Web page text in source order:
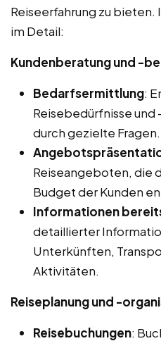
Reiseerfahrung zu bieten.
im Detail:
Kundenberatung und -
Bedarfsermittlung:
Reisebedürfnisse und
durch gezielte Fragen.
Reiseangeboten, die
Budget der Kunden
Informationen
detaillierter
Unterkünften,
Aktivitäten.
Reiseplanung und -
Reisebuchungen: